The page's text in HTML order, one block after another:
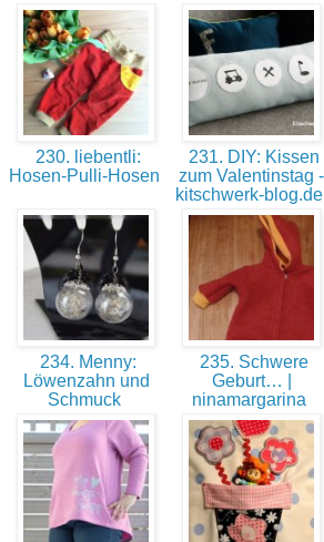
230. liebentli:
Hosen-Pulli-Hosen
231. DIY: Kissen
zum Valentinstag -
kitschwerk-
234. Menny:
Löwenzahn und
Schmuck
235. Schwere
Geburt… |
ninamargarina